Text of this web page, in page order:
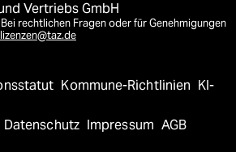
Vertriebs GmbH
rechtlichen Fragen oder für Genehmigungen
lizenzen@taz.de
Kommune-Richtlinien KI-
Datenschutz Impressum AGB